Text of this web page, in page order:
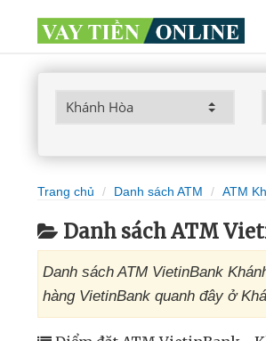
Trang chủ Danh sách ATM ATM
Danh sách ATM
Danh sách ATM VietinBank
hàng VietinBank quanh đây ở